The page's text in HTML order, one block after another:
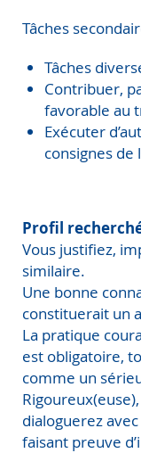
Tâches
Tâches
Contribuer,
favorable au
Exécuter
consignes de
Profil
Vous justifiez,
similaire.
Une bonne
constituerait un
La pratique
est obligatoire,
comme un
dialoguerez
faisant preuve